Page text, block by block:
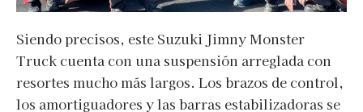
Siendo precisos, este Suzuki Jimny Monster
Truck cuenta con una suspensión arreglada con
resortes mucho más largos. Los brazos de control,
los amortiguadores y las barras estabilizadoras se